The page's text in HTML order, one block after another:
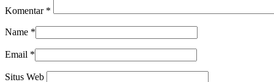
Komentar *
Name *
Email *
Situs Web